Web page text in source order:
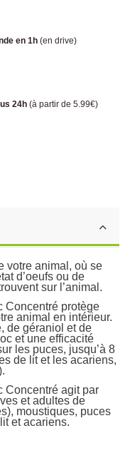
en 1h (en drive)
24h (à partir de 5.99€)
votre animal, où se
d’oeufs ou de
sur l’animal.
Concentré protège
animal en intérieur.
de géraniol et de
et une efficacité
les puces, jusqu’à 8
de lit et les acariens,
Concentré agit par
et adultes de
moustiques, puces
et acariens.